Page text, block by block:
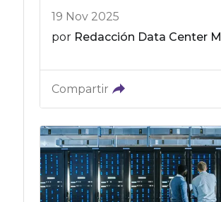
19 Nov 2025
por Redacción Data Center
Compartir